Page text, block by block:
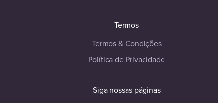
Termos
Termos & Condições
Política de Privacidade
Siga nossas páginas